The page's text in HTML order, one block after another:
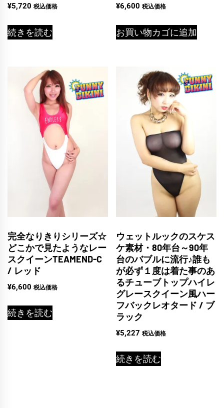
¥5,720 税込価格
続きを読む
¥6,600 税込価格
お買い物カゴに追加
完全なりきりシリーズ☆
どこかで見たようなレー
スクイーンTEAMEND-C
/ レッド
¥6,600 税込価格
続きを読む
ウェットルックのスケス
ケ素材・80年台～90年
台のバブルに流行♪誰も
が必ず１度は着た事のあ
るチューブトップハイレ
グレースクイーン風ハー
フバックレオタード / ブ
ラック
¥5,227 税込価格
続きを読む